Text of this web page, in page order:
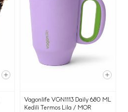
Vagonlife VGN1113 Daily 680 ML
Kedili Termos Lila / MOR
8. Maddesi
yurt içinde yerleşik;
ve kuruluşlarından
yasal düzenlemeler
yerine getirilmesi
amacı ile,